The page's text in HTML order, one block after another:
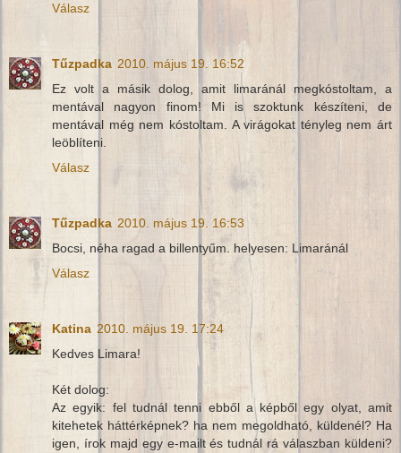
Válasz
Tűzpadka 2010. május 19. 16:52
Ez volt a másik dolog, amit limaránál megkóstoltam, a
mentával nagyon finom! Mi is szoktunk készíteni, de
mentával még nem kóstoltam. A virágokat tényleg nem árt
leöblíteni.
Válasz
Tűzpadka 2010. május 19. 16:53
Bocsi, néha ragad a billentyűm. helyesen: Limaránál
Válasz
Katina 2010. május 19. 17:24
Kedves Limara!
Két dolog:
Az egyik: fel tudnál tenni ebből a képből egy olyat, amit
kitehetek háttérképnek? ha nem megoldható, küldenél? Ha
igen, írok majd egy e-mailt és tudnál rá válaszban küldeni?